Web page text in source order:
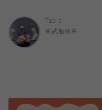
Tabio
東武船橋店